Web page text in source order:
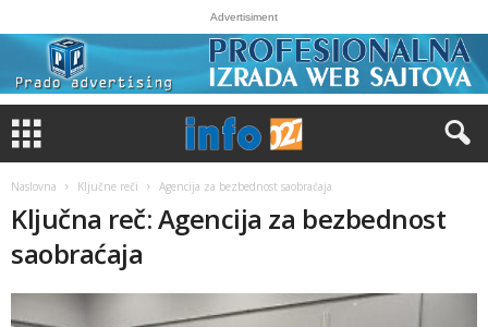
Advertisiment
Naslovna Ključne reči Agencija za bezbednost saobraćaja
Ključna reč: Agencija za bezbednost
saobraćaja